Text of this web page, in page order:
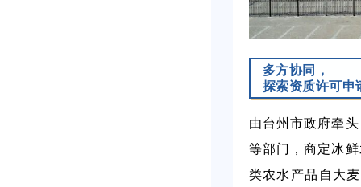
多方协同，
探索资质许可申
由台州市政府牵
等部门，商定冰
类农水产品自大